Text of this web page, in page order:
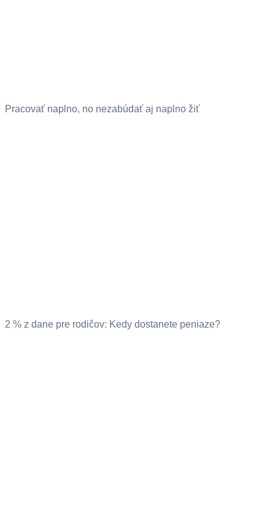
Pracovať naplno, no nezabúdať aj naplno žiť
2 % z dane pre rodičov: Kedy dostanete peniaze?